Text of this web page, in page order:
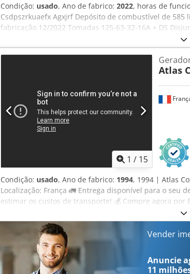
Condição: usado, Ano de fabrico: 2022, horas de
Csdpszrkuaefx Agxjrf Depósito de combustível de
fabricação 12/2022 Tomadas 125-63-32-16A + DS
1 / 15
Atlas
Condição: usado, Ano de fabrico: 1994, 1994 | Atlas
Localização: França 🚛 Entrega disponível para o seu
estimar os custos de transporte! 💰 Compre agora por
entrega disponível mediante uma pequena taxa
independente 23 pontos de inspeção: 18 aprovados
inspetor: Gerador 30 kVA, 77A/44A 230V/400V.
adicionada de forma improvisada. Número de horas
funcionamento. Ano de fabricação: 1994. 📄 Quer ver
vídeo? Dica: A referência "39926 Equippo" é
Vender
Anuncie
11